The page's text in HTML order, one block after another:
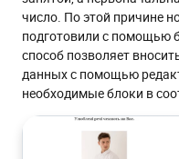
число. По этой причине
подготовили с помощью
способ позволяет
данных с помощью
необходимые блоки в